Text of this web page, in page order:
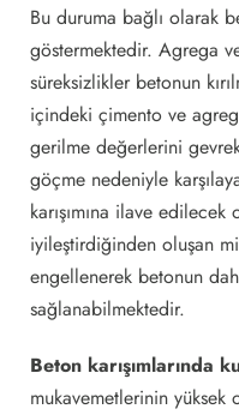
Bu duruma bağlı olarak
göstermektedir. Agrega
süreksizlikler betonun
içindeki çimento ve
gerilme değerlerini
göçme nedeniyle
karışımına ilave edilecek
iyileştirdiğinden oluşan
engellenerek betonun
sağlanabilmektedir.
Beton karışımlarında
mukavemetlerinin yüksek